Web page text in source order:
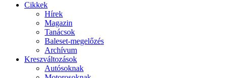
Cikkek
Hírek
Magazin
Tanácsok
Baleset-megelőzés
Archívum
Kreszváltozások
Autósoknak